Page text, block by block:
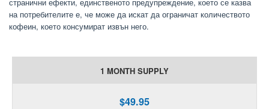
странични ефекти, единственото предупреждение, което се казва
на потребителите е, че може да искат да ограничат количеството
кофеин, което консумират извън него.
1 MONTH SUPPLY
$49.95